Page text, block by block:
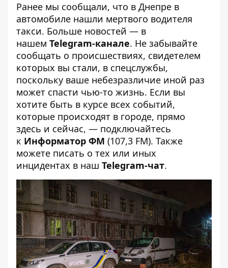
Ранее мы сообщали, что в Днепре в
автомобиле нашли мертвого водителя
такси. Больше новостей — в
нашем Telegram-канале. Не забывайте
сообщать о происшествиях, свидетелем
которых вы стали, в спецслужбы,
поскольку ваше небезразличие иной раз
может спасти чью-то жизнь. Если вы
хотите быть в курсе всех событий,
которые происходят в городе, прямо
здесь и сейчас, — подключайтесь
к Информатор ФМ (107,3 FM). Также
можете писать о тех или иных
инцидентах в наш Telegram-чат.